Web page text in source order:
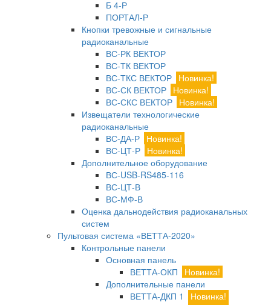
Б 4-Р
ПОРТАЛ-Р
Кнопки тревожные и сигнальные
радиоканальные
ВС-РК ВЕКТОР
ВС-ТК ВЕКТОР
ВС-ТКС ВЕКТОР Новинка!
ВС-СК ВЕКТОР Новинка!
ВС-СКС ВЕКТОР Новинка!
Извещатели технологические
радиоканальные
ВС-ДА-Р Новинка!
ВС-ЦТ-Р Новинка!
Дополнительное оборудование
ВС-USB-RS485-116
ВС-ЦТ-В
ВС-МФ-В
Оценка дальнодействия радиоканальных
систем
Пультовая система «ВЕТТА-2020»
Контрольные панели
Основная панель
ВЕТТА-ОКП
Новинка!
Дополнительные панели
ВЕТТА-ДКП 1
Новинка!